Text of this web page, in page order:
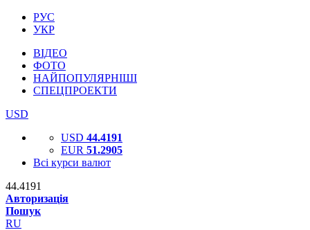
РУС
УКР
ВІДЕО
ФОТО
НАЙПОПУЛЯРНІШІ
СПЕЦПРОЕКТИ
USD
USD 44.4191
EUR 51.2905
Всі курси валют
44.4191
Авторизація
Пошук
RU